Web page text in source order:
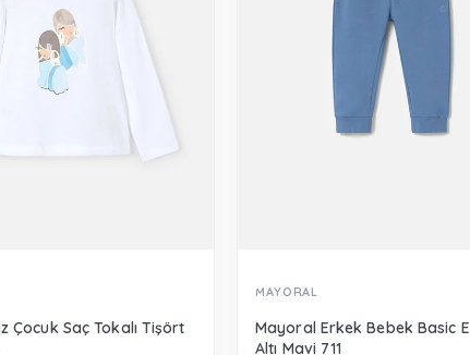
Çocuk Saç Tokalı Tişört
MAYORAL
Mayoral Erkek Bebek Basic
Altı Mavi 711